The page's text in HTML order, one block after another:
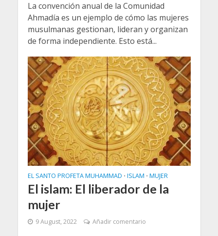
La convención anual de la Comunidad
Ahmadía es un ejemplo de cómo las mujeres
musulmanas gestionan, lideran y organizan
de forma independiente. Esto está...
EL SANTO PROFETA MUHAMMAD • ISLAM • MUJER
El islam: El liberador de la
mujer
9 August, 2022 Añadir comentario